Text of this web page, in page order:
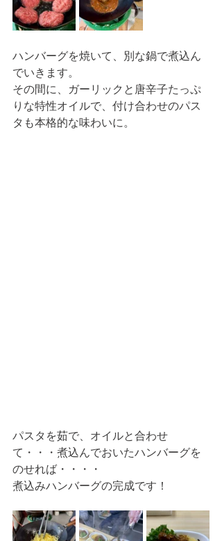
ハンバーグを焼いて、別な鍋で煮込ん
でいきます。
その間に、ガーリックと唐辛子たっぷ
りな特性オイルで、付け合わせのパス
タも本格的な味わいに。
パスタを茹で、オイルと合わせ
て・・・煮込んでおいたハンバーグを
のせれば・・・・
煮込みハンバーグの完成です！